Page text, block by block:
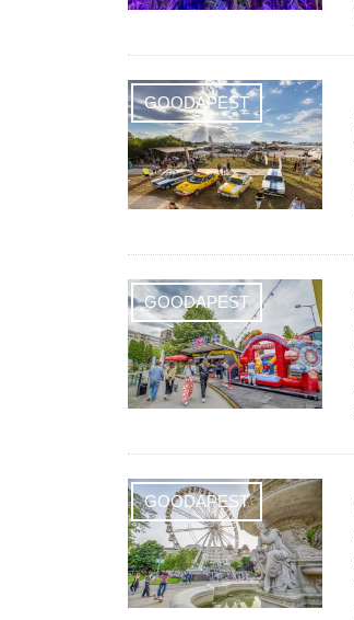
GOODAPEST
GOODAPEST
GOODAPEST